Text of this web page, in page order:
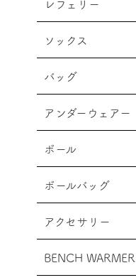
レフェリー
ソックス
バッグ
アンダーウェアー
ボール
ボールバッグ
アクセサリー
BENCH WARMER